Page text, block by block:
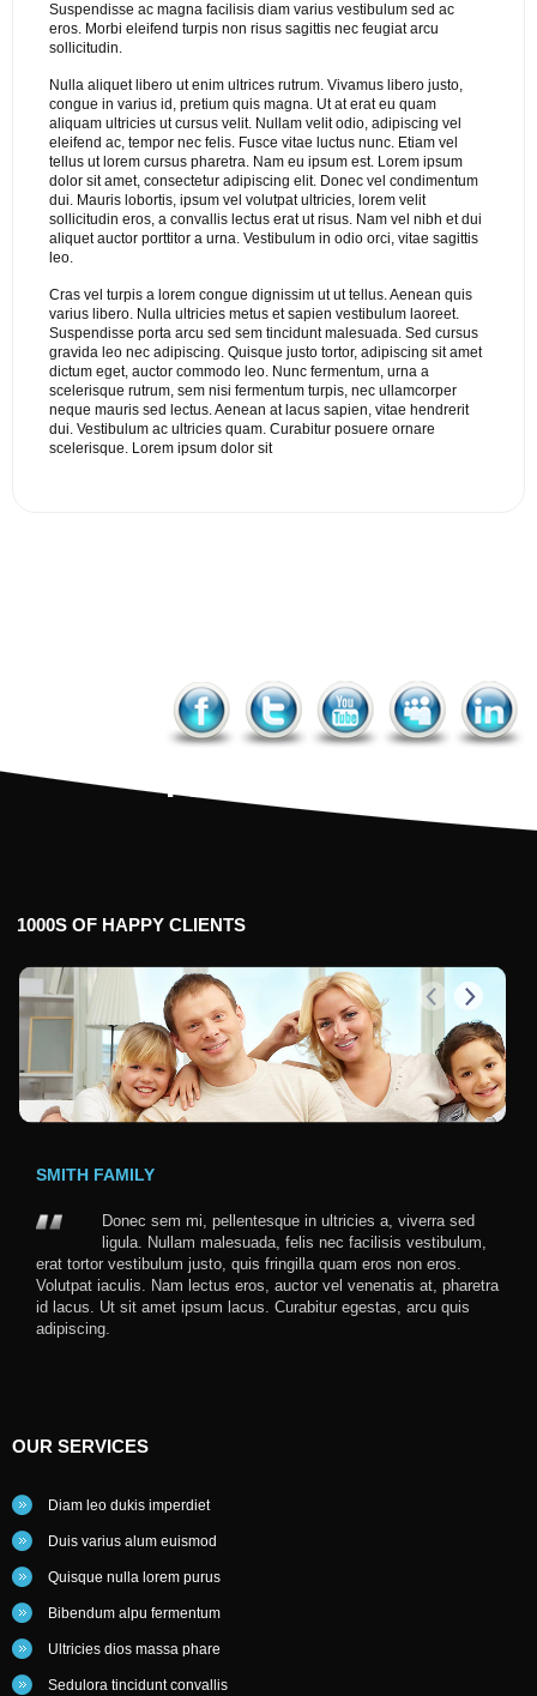
Suspendisse ac magna facilisis diam varius vestibulum sed ac
eros. Morbi eleifend turpis non risus sagittis nec feugiat arcu
sollicitudin.
Nulla aliquet libero ut enim ultrices rutrum. Vivamus libero justo,
congue in varius id, pretium quis magna. Ut at erat eu quam
aliquam ultricies ut cursus velit. Nullam velit odio, adipiscing vel
eleifend ac, tempor nec felis. Fusce vitae luctus nunc. Etiam vel
tellus ut lorem cursus pharetra. Nam eu ipsum est. Lorem ipsum
dolor sit amet, consectetur adipiscing elit. Donec vel condimentum
dui. Mauris lobortis, ipsum vel volutpat ultricies, lorem velit
sollicitudin eros, a convallis lectus erat ut risus. Nam vel nibh et dui
aliquet auctor porttitor a urna. Vestibulum in odio orci, vitae sagittis
leo.
Cras vel turpis a lorem congue dignissim ut ut tellus. Aenean quis
varius libero. Nulla ultricies metus et sapien vestibulum laoreet.
Suspendisse porta arcu sed sem tincidunt malesuada. Sed cursus
gravida leo nec adipiscing. Quisque justo tortor, adipiscing sit amet
dictum eget, auctor commodo leo. Nunc fermentum, urna a
scelerisque rutrum, sem nisi fermentum turpis, nec ullamcorper
neque mauris sed lectus. Aenean at lacus sapien, vitae hendrerit
dui. Vestibulum ac ultricies quam. Curabitur posuere ornare
scelerisque. Lorem ipsum dolor sit
Facebook
1000S OF HAPPY CLIENTS
SMITH FAMILY
Donec sem mi, pellentesque in ultricies a, viverra sed
ligula. Nullam malesuada, felis nec facilisis vestibulum,
erat tortor vestibulum justo, quis fringilla quam eros non eros.
Volutpat iaculis. Nam lectus eros, auctor vel venenatis at, pharetra
id lacus. Ut sit amet ipsum lacus. Curabitur egestas, arcu quis
adipiscing.
OUR SERVICES
Diam leo dukis imperdiet
Duis varius alum euismod
Quisque nulla lorem purus
Bibendum alpu fermentum
Ultricies dios massa phare
Sedulora tincidunt convallis